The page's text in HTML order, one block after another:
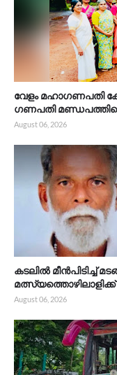
വേളം മഹാഗണപതി
ഗണപതി
August 06, 2026
കടലിൽ മീൻപിടിച്ച്
August 06, 2026